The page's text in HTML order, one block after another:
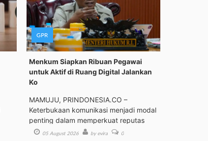
GPR
Menkum Siapkan Ribuan Pegawai
untuk Aktif di Ruang Digital Jalankan
Ko
MAMUJU, PRINDONESIA.CO –
Keterbukaan komunikasi menjadi modal
penting dalam memperkuat reputas
05 August 2026 by evira 0